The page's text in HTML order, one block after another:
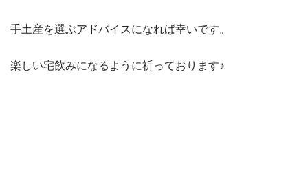
手土産を選ぶアドバイスになれば幸いです。
楽しい宅飲みになるように祈っております♪